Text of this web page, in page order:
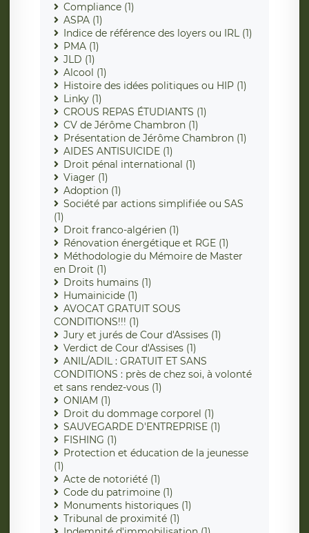
Compliance (1)
ASPA (1)
Indice de référence des loyers ou IRL (1)
PMA (1)
JLD (1)
Alcool (1)
Histoire des idées politiques ou HIP (1)
Linky (1)
CROUS REPAS ÉTUDIANTS (1)
CV de Jérôme Chambron (1)
Présentation de Jérôme Chambron (1)
AIDES ANTISUICIDE (1)
Droit pénal international (1)
Viager (1)
Adoption (1)
Société par actions simplifiée ou SAS
(1)
Droit franco-algérien (1)
Rénovation énergétique et RGE (1)
Méthodologie du Mémoire de Master
en Droit (1)
Droits humains (1)
Humainicide (1)
AVOCAT GRATUIT SOUS
CONDITIONS!!! (1)
Jury et jurés de Cour d'Assises (1)
Verdict de Cour d'Assises (1)
ANIL/ADIL : GRATUIT ET SANS
CONDITIONS : près de chez soi, à volonté
et sans rendez-vous (1)
ONIAM (1)
Droit du dommage corporel (1)
SAUVEGARDE D'ENTREPRISE (1)
FISHING (1)
Protection et éducation de la jeunesse
(1)
Acte de notoriété (1)
Code du patrimoine (1)
Monuments historiques (1)
Tribunal de proximité (1)